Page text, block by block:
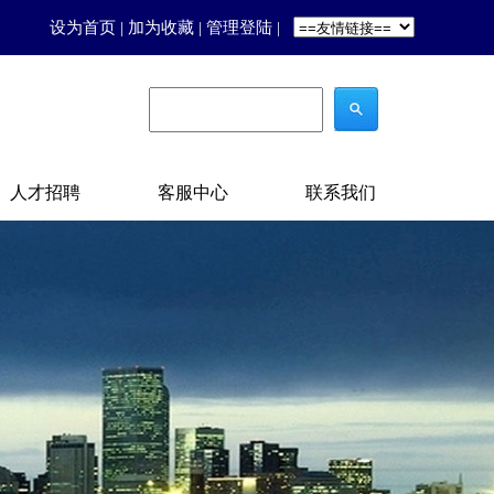
设为首页 | 加为收藏 | 管理登陆 |
人才招聘 客服中心 联系我们